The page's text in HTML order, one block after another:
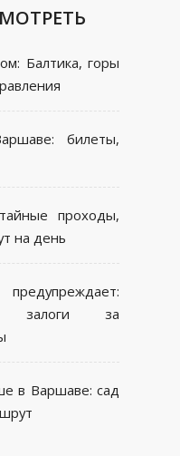
Балтика, горы
билеты,
проходы,
на день
залоги за
в Варшаве: сад